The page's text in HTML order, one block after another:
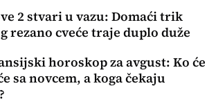
2 stvari u vazu: Domaći trik
rezano cveće traje duplo duže
horoskop za avgust: Ko će
sa novcem, a koga čekaju